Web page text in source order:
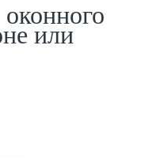
или